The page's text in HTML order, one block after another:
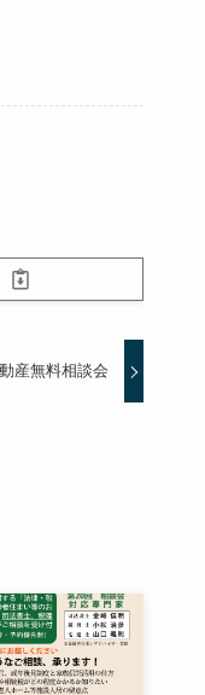
産無料相談会